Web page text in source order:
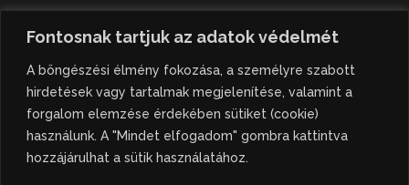
Fontosnak tartjuk az adatok védelmét
A böngészési élmény fokozása, a személyre szabott
hirdetések vagy tartalmak megjelenítése, valamint a
forgalom elemzése érdekében sütiket (cookie)
használunk. A "Mindet elfogadom" gombra kattintva
hozzájárulhat a sütik használatához.
A szenttamás.rs magyar nyelvű internetes hírportálon
megjelenő szerzői írások, a híranyag és minden egyéb
tartalom a portált működtető Gion Nándor Kulturális
Központ szellemi tulajdonát képezik, amely szellemi
tulajdont a nemzetközi és szerbiai törvények védik. A
jogosulatlan felhasználás büntető- és polgári jogi
következményeket von maga után. A hírportálon